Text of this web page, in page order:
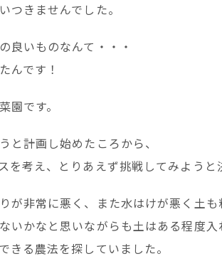
つきませんでした。
良いものなんて・・・
んです！
園です。
と計画し始めたころから、
を考え、とりあえず挑戦してみようと
が非常に悪く、また水はけが悪く土も
いかなと思いながらも土はある程度入
きる農法を探していました。